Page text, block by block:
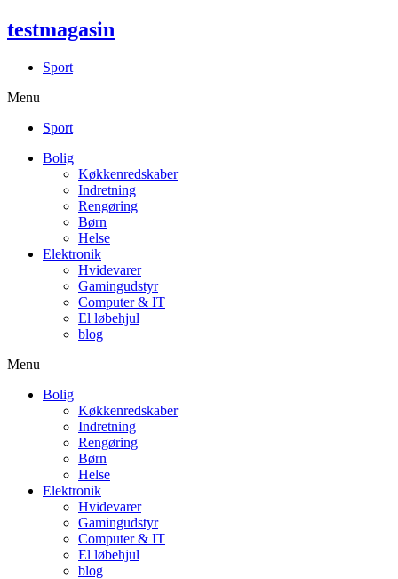
testmagasin
Sport
Menu
Sport
Bolig
Køkkenredskaber
Indretning
Rengøring
Børn
Helse
Elektronik
Hvidevarer
Gamingudstyr
Computer & IT
El løbehjul
blog
Menu
Bolig
Køkkenredskaber
Indretning
Rengøring
Børn
Helse
Elektronik
Hvidevarer
Gamingudstyr
Computer & IT
El løbehjul
blog